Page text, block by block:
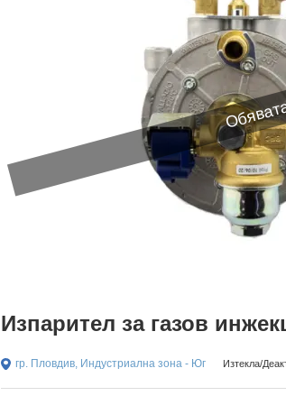
Изпарител за газов
гр. Пловдив, Индустриална зона - Юг Изтекла/